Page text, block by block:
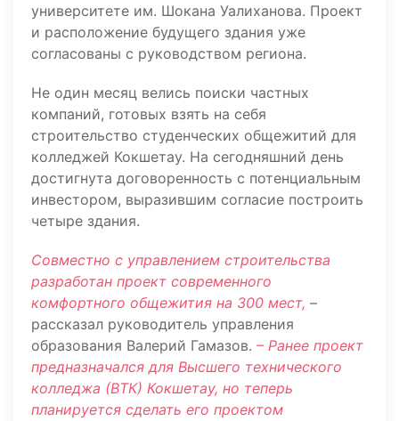
университете им. Шокана Уалиханова. Проект
и расположение будущего здания уже
согласованы с руководством региона.
Не один месяц велись поиски частных
компаний, готовых взять на себя
строительство студенческих общежитий для
колледжей Кокшетау. На сегодняшний день
достигнута договоренность с потенциальным
инвестором, выразившим согласие построить
четыре здания.
Совместно с управлением строительства
разработан проект современного
комфортного общежития на 300 мест, –
рассказал руководитель управления
образования Валерий Гамазов. – Ранее проект
предназначался для Высшего технического
колледжа (ВТК) Кокшетау, но теперь
планируется сделать его проектом